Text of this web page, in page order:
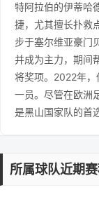
特阿拉伯的伊蒂哈
捷，尤其擅长扑救
步于塞尔维亚豪门
并成为主力，期间
将奖项。2022年，
一员。尽管在欧洲
是黑山国家队的首
所属球队近期